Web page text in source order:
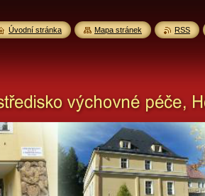
Úvodní stránka Mapa stránek RSS